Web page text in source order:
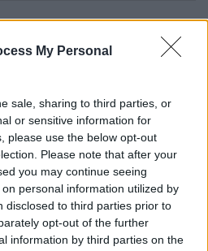
My Personal
sale, sharing to third parties, or
or sensitive information for
please use the below opt-out
Please note that after your
you may continue seeing
personal information utilized by
disclosed to third parties prior to
opt-out of the further
information by third parties on the
στην Κρήτη:
κορίτσι - Το παιδί
σε αυλή επιχείρησης
του προσώπου του
συγκλονίζει η
τον Σέρβο όταν
του αεροπλάνου
του ιού του
κρούσματα στην Αττική
τον Ιατρικό Σύλλογο